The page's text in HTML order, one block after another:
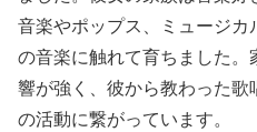
音楽やポップス、ミュージ
の音楽に触れて育ちました
響が強く、彼から教わった
の活動に繋がっています。